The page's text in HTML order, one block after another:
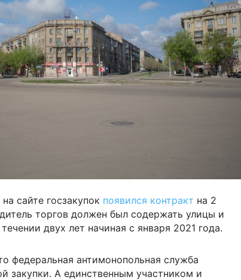
сайте госзакупок появился контракт на 2
торгов должен был содержать улицы и
двух лет начиная с января 2021 года.
федеральная антимонопольная служба
закупки. А единственным участником и